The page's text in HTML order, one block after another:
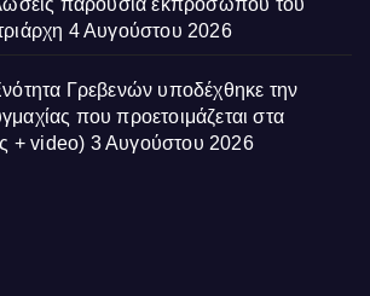
παρουσία εκπροσώπου του
4 Αυγούστου 2026
Γρεβενών υποδέχθηκε την
που προετοιμάζεται στα
+ video) 3 Αυγούστου 2026